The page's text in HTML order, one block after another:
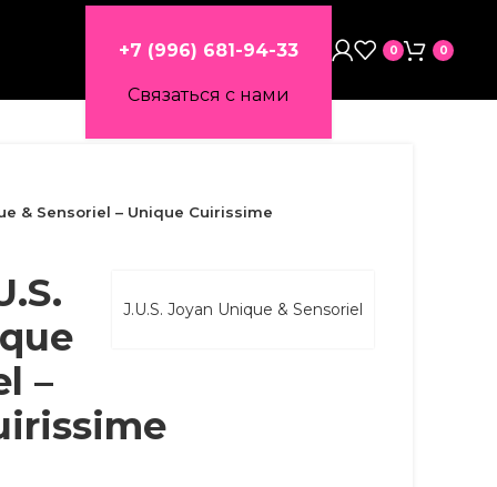
+7 (996) 681-94-33
Связаться с нами
0 0
& Sensoriel – Unique Cuirissime
J.U.S. Joyan Unique & Sensoriel
–